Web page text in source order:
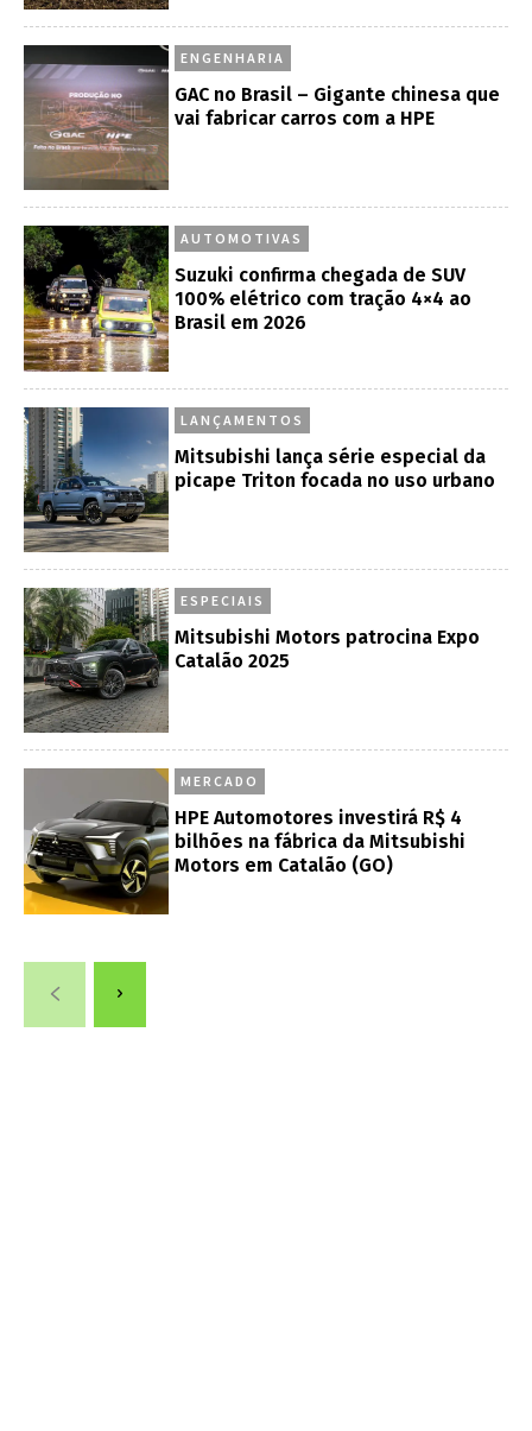
ENGENHARIA
GAC no Brasil – Gigante chinesa que
vai fabricar carros com a HPE
AUTOMOTIVAS
Suzuki confirma chegada de SUV
100% elétrico com tração 4×4 ao
Brasil em 2026
LANÇAMENTOS
Mitsubishi lança série especial da
picape Triton focada no uso urbano
ESPECIAIS
Mitsubishi Motors patrocina Expo
Catalão 2025
MERCADO
HPE Automotores investirá R$ 4
bilhões na fábrica da Mitsubishi
Motors em Catalão (GO)